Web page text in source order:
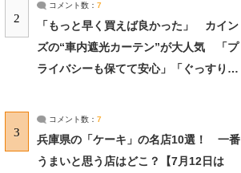
2
コメント数： 7
「もっと早く買えば良かった」 カイン
ズの“車内遮光カーテン”が大人気 「プ
ライバシーも保てて安心」「ぐっすり眠
3
コメント数： 7
兵庫県の「ケーキ」の名店10選！ 一番
うまいと思う店はどこ？【7月12日は